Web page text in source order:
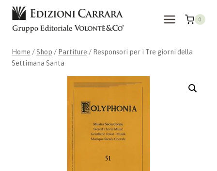
Skip
content
0
Home / Shop / Partiture / Responsori per i Tre giorni della
Settimana Santa